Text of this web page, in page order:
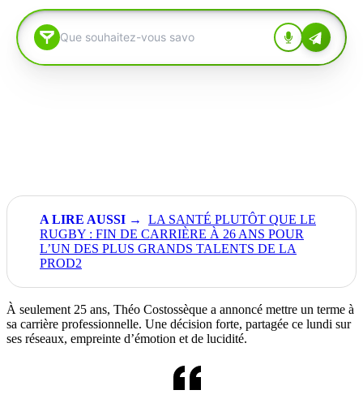
LA SANTÉ PLUTÔT QUE LE
RUGBY : FIN DE CARRIÈRE À 26 ANS POUR
L’UN DES PLUS GRANDS TALENTS DE LA
PROD2
À seulement 25 ans, Théo Costossèque a annoncé mettre un terme à
sa carrière professionnelle. Une décision forte, partagée ce lundi sur
ses réseaux, empreinte d’émotion et de lucidité.